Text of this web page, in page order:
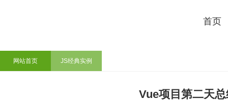
首页
网站首页 JS经典实例
Vue项目第二天